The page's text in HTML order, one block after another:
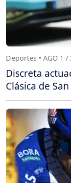
Deportes • AGO 1 /
Discreta
Clásica de